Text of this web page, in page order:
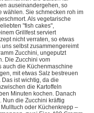
auseinandergehen, so
wählen. Sie schmecken roh im
Als vegetarische
"fish cakes",
Grillfest serviert
nicht verraten, so etwas
selbst zusammengereimt
Zucchini, ungeputzt
Die Zucchini vom
auch die Küchenmaschine
mit etwas Salz bestreuen
ist wichtig, da die
die Kartoffeln
Minuten kochen. Danach
die Zucchini kräftig
oder Küchenkrepp –